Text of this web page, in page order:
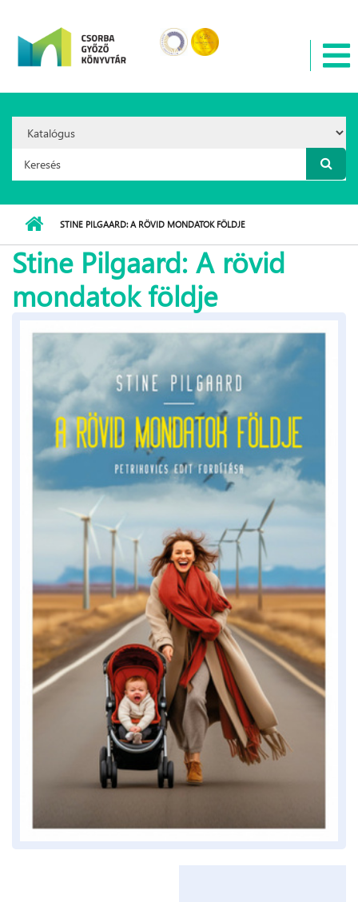
Option:
Keresés űrlap
STINE PILGAARD: A RÖVID MONDATOK FÖLDJE
Stine Pilgaard: A rövid
mondatok földje